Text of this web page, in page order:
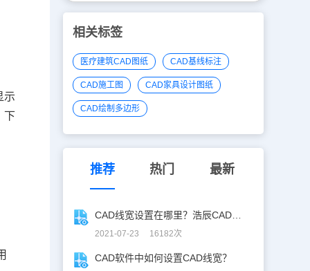
示
下
相关标签
医疗建筑CAD图纸 CAD基线标注
CAD施工图 CAD家具设计图纸
CAD绘制多边形
推荐 热门 最新
2021-07-23 16182次
CAD软件中如何设置CAD线宽？